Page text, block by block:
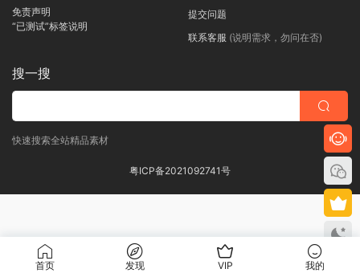
免责声明
“已测试”标签说明
提交问题
联系客服 (说明需求，勿问在否)
搜一搜
快速搜索全站精品素材
粤ICP备2021092741号
首页 发现 VIP 我的